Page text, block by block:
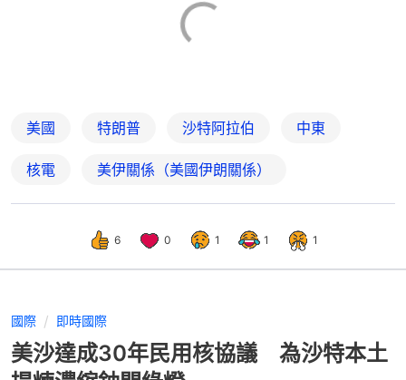
美國 特朗普 沙特阿拉伯 中東
核電 美伊關係（美國伊朗關係）
6 0 1 1 1
國際 即時國際
美沙達成30年民用核協議 為沙特本土